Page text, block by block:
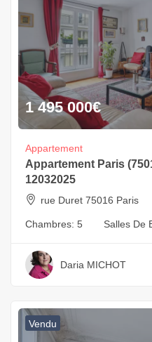
1 495 000€
Appartement
Appartement Paris
12032025
rue Duret 75016 Paris
Chambres: 5 Salles De
Daria MICHOT
Vendu